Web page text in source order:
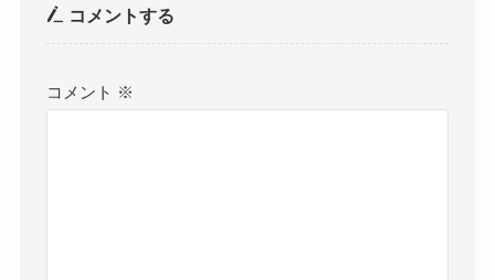
コメントする
コメント ※